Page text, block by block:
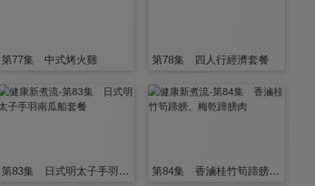
第77集 中式烤火雞 第78集 四人行經濟套餐
第83集 日式明太子手羽南瓜船套餐 第84集 香滷桂竹筍蹄膀、梅乾蹄膀肉